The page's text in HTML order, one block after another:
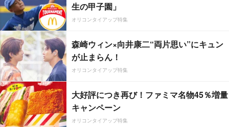
生の甲子園」
オリコンタイアップ特集
森崎ウィン×向井康二“両片思い”にキュン
が止まらん！
オリコンタイアップ特集
大好評につき再び！ファミマ名物45％増量
キャンペーン
オリコンタイアップ特集